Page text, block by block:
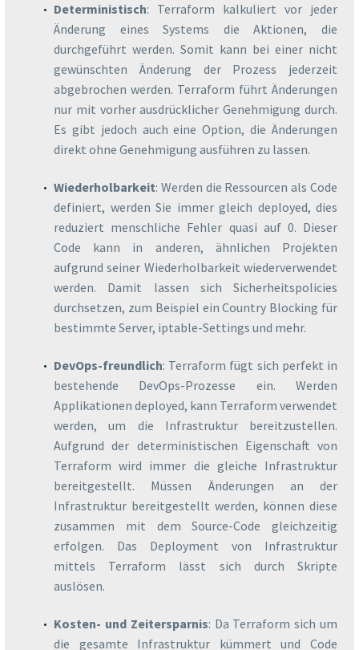
Deterministisch: Terraform kalkuliert vor jeder
Änderung eines Systems die Aktionen, die
durchgeführt werden. Somit kann bei einer nicht
gewünschten Änderung der Prozess jederzeit
abgebrochen werden. Terraform führt Änderungen
nur mit vorher ausdrücklicher Genehmigung durch.
Es gibt jedoch auch eine Option, die Änderungen
direkt ohne Genehmigung ausführen zu lassen.
Wiederholbarkeit: Werden die Ressourcen als Code
definiert, werden Sie immer gleich deployed, dies
reduziert menschliche Fehler quasi auf 0. Dieser
Code kann in anderen, ähnlichen Projekten
aufgrund seiner Wiederholbarkeit wiederverwendet
werden. Damit lassen sich Sicherheitspolicies
durchsetzen, zum Beispiel ein Country Blocking für
bestimmte Server, iptable-Settings und mehr.
DevOps-freundlich: Terraform fügt sich perfekt in
bestehende DevOps-Prozesse ein. Werden
Applikationen deployed, kann Terraform verwendet
werden, um die Infrastruktur bereitzustellen.
Aufgrund der deterministischen Eigenschaft von
Terraform wird immer die gleiche Infrastruktur
bereitgestellt. Müssen Änderungen an der
Infrastruktur bereitgestellt werden, können diese
zusammen mit dem Source-Code gleichzeitig
erfolgen. Das Deployment von Infrastruktur
mittels Terraform lässt sich durch Skripte
auslösen.
Kosten- und Zeitersparnis: Da Terraform sich um
die gesamte Infrastruktur kümmert und Code